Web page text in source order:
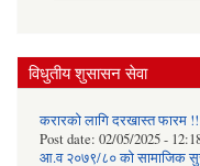
विधुतीय शुसासन सेवा
करारको लागि दरखास्त फारम
Post date: 02/05/2025 -
आ.व २०७९/८० को सामाजिक